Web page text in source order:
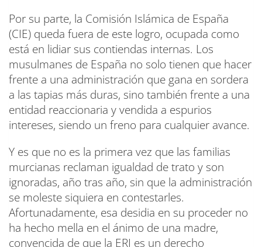
Por su parte, la Comisión Islámica de España
(CIE) queda fuera de este logro, ocupada como
está en lidiar sus contiendas internas. Los
musulmanes de España no solo tienen que hacer
frente a una administración que gana en sordera
a las tapias más duras, sino también frente a una
entidad reaccionaria y vendida a espurios
intereses, siendo un freno para cualquier avance.
Y es que no es la primera vez que las familias
murcianas reclaman igualdad de trato y son
ignoradas, año tras año, sin que la administración
se moleste siquiera en contestarles.
Afortunadamente, esa desidia en su proceder no
ha hecho mella en el ánimo de una madre,
convencida de que la ERI es un derecho